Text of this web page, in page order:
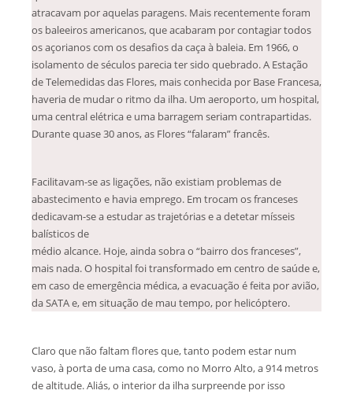
atracavam por aquelas paragens. Mais recentemente foram
os baleeiros americanos, que acabaram por contagiar todos
os açorianos com os desafios da caça à baleia. Em 1966, o
isolamento de séculos parecia ter sido quebrado. A Estação
de Telemedidas das Flores, mais conhecida por Base Francesa,
haveria de mudar o ritmo da ilha. Um aeroporto, um hospital,
uma central elétrica e uma barragem seriam contrapartidas.
Durante quase 30 anos, as Flores “falaram” francês.
Facilitavam-se as ligações, não existiam problemas de
abastecimento e havia emprego. Em trocam os franceses
dedicavam-se a estudar as trajetórias e a detetar mísseis
balísticos de
médio alcance. Hoje, ainda sobra o “bairro dos franceses”,
mais nada. O hospital foi transformado em centro de saúde e,
em caso de emergência médica, a evacuação é feita por avião,
da SATA e, em situação de mau tempo, por helicóptero.
Claro que não faltam flores que, tanto podem estar num
vaso, à porta de uma casa, como no Morro Alto, a 914 metros
de altitude. Aliás, o interior da ilha surpreende por isso